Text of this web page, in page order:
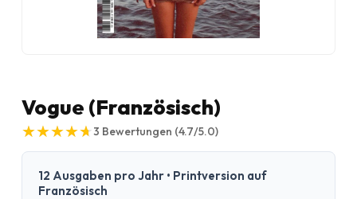
Vogue (Französisch)
★
★★
★★
★★
★★
★3 Bewertungen (4.7/5.0)
12 Ausgaben pro Jahr • Printversion auf
Französisch